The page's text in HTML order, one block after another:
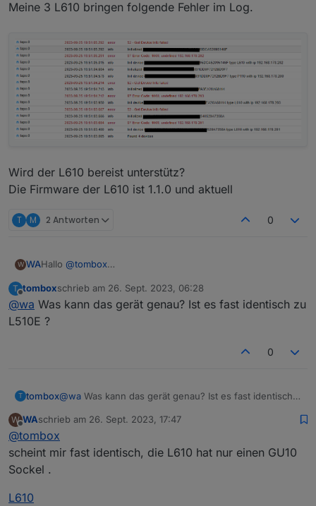
2023-09-16 14:53:06.535	debug	Constructing
tapo.0
2023-09-16 14:53:06.534	info	Init device
tapo.0
Meine 3 L610 bringen folgende Fehler im Log.
Wird der L610 bereist unterstütz?
Die Firmware der L610 ist 1.1.0 und aktuell
T M 2 Antworten 0
W WAHallo @tombox
ich habe den Adapter heute installiert.
Die Steckdose P110 kann problemlos abgefragt und
gesteuert werden.
Wird der L610 bereist unterstütz?
T
Offline
tomboxschrieb am 26. Sept. 2023, 06:28
zuletzt editiert von
@wa Was kann das gerät genau? Ist es fast identisch zu
L510E ?
0
T tombox@wa Was kann das gerät genau? Ist es fast identisch
W
Offline
WAschrieb am 26. Sept. 2023, 17:47
zuletzt editiert von
@tombox
scheint mir fast identisch, die L610 hat nur einen GU10
Sockel .
L610